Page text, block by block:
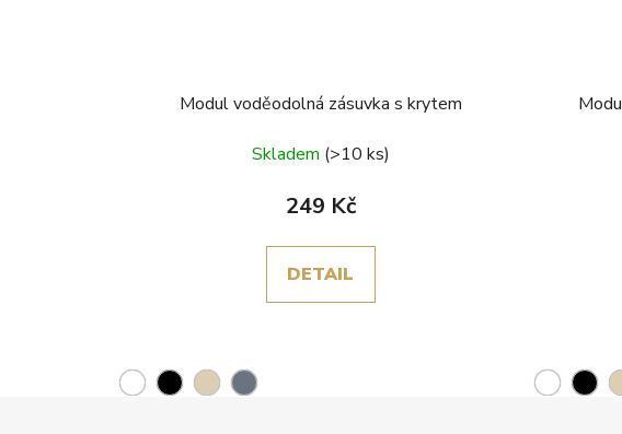
Modul voděodolná zásuvka s krytem
Skladem (>10 ks)
249 Kč
DETAIL